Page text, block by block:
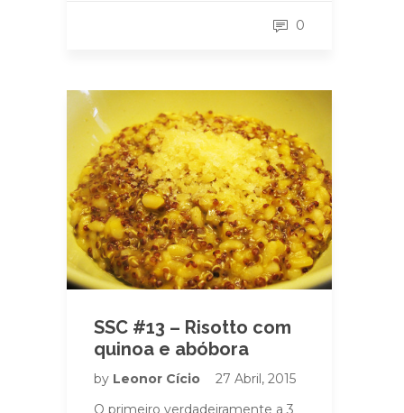
0
SSC #13 – Risotto com
quinoa e abóbora
by Leonor Cício
27 Abril, 2015
O primeiro verdadeiramente a 3